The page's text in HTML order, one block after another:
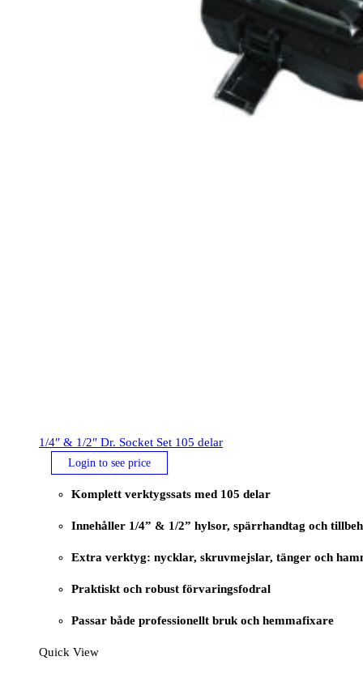
1/4″ & 1/2″ Dr. Socket Set 105 delar
Login to see price
Komplett verktygssats med 105 delar
Innehåller 1/4” & 1/2” hylsor, spärrhandtag och
Extra verktyg: nycklar, skruvmejslar, tänger och
Praktiskt och robust förvaringsfodral
Passar både professionellt bruk och hemmafixare
Quick View